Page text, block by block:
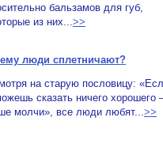
бальзамов для губ,
из них...>>
люди сплетничают?
на старую пословицу:
сказать ничего хорошего
молчи», все люди любят...>>